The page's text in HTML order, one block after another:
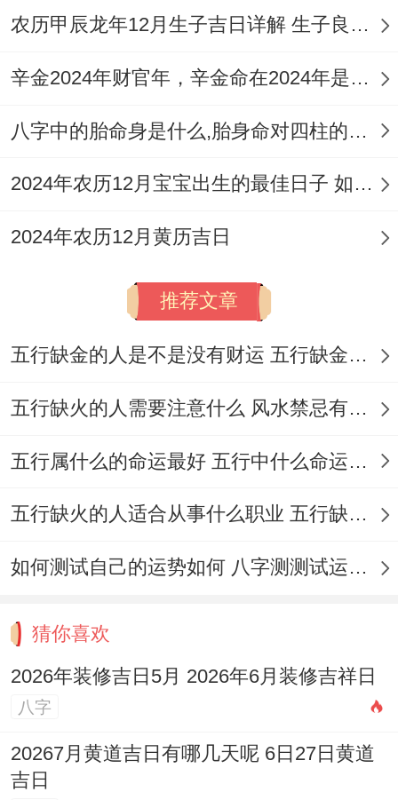
修的日期；供您参考选择：
日期:6月1日
福、治病、造车器、修造、动土、移徙、入
宅；忌:开市、出行、安床、作灶、安葬。
寓意新的开始与顺利的进行.
注意事项 :冲鼠煞北，属鼠者需避开！
黄历宜忌
：宜:祭祀、祈福、求嗣、开光、出
行、伐木、出火、拆卸、修造、动土、起
易、行丧、安葬、修坟.
日子特征：数字「6」再我国传统习俗标记
注意事项
，属蛇的人不宜再此日进
【日期】6月12日
农历甲辰龙年12月生子吉日详解 生子良辰的影响因素
辛金2024年财官年，辛金命在2024年是财官年还是财印年
八字中的胎命身是什么,胎身命对四柱的影响
2024年农历12月宝宝出生的最佳日子 如何挑选适合的吉日
2024年农历12月黄历吉日
推荐文章
五行缺金的人是不是没有财运 五行缺金的人命运好不好
五行缺火的人需要注意什么 风水禁忌有哪些
五行属什么的命运最好 五行中什么命运势旺盛
五行缺火的人适合从事什么职业 五行缺火的人适合从事的职业有哪些
如何测试自己的运势如何 八字测测试运运程
猜你喜欢
2026年装修吉日5月 2026年6月装修吉祥日
八字
20267月黄道吉日有哪几天呢 6日27日黄道
吉日